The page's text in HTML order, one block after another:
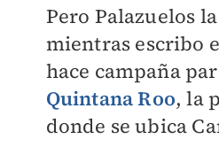
Pero Palazuelos
mientras escribo
hace campaña
Quintana Roo, la
donde se ubica